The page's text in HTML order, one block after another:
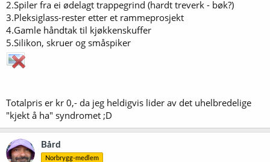
2.Spiler fra ei ødelagt trappegrind (hardt treverk - bøk?)
3.Pleksiglass-rester etter et rammeprosjekt
4.Gamle håndtak til kjøkkenskuffer
5.Silikon, skruer og småspiker
Totalpris er kr 0,- da jeg heldigvis lider av det uhelbredelige
"kjekt å ha" syndromet ;D
Bård
Norbrygg-medlem